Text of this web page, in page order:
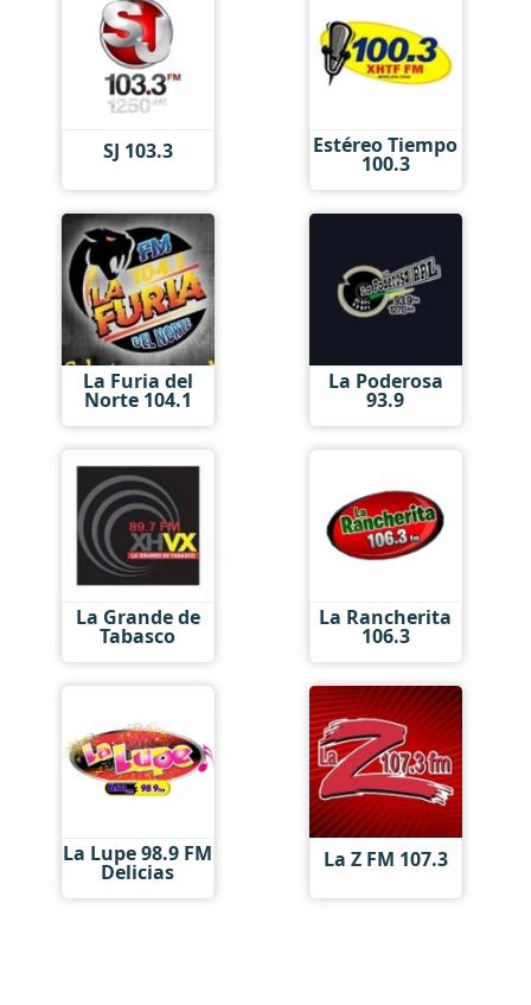
SJ 103.3 Estéreo Tiempo
100.3
La Furia del
Norte 104.1
La Poderosa
93.9
La Grande de
Tabasco
La Rancherita
106.3
La Lupe 98.9 FM
Delicias La Z FM 107.3